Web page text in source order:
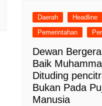
Daerah Headline
Pemerintahan
Dewan
Baik
Dituding
Bukan Pada
Manusia